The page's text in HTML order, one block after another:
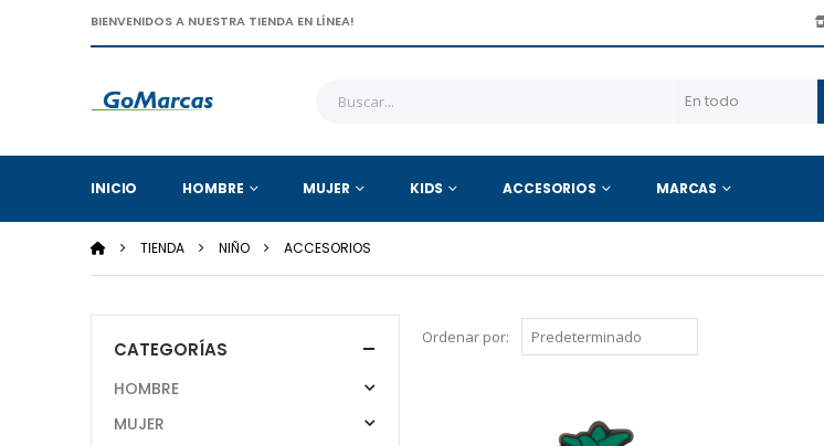
BIENVENIDOS A NUESTRA TIENDA EN LÍNEA!
INICIO HOMBRE MUJER KIDS ACCESORIOS MARCAS
TIENDA NIÑO ACCESORIOS
Ordenar por:
CATEGORÍAS
HOMBRE
MUJER